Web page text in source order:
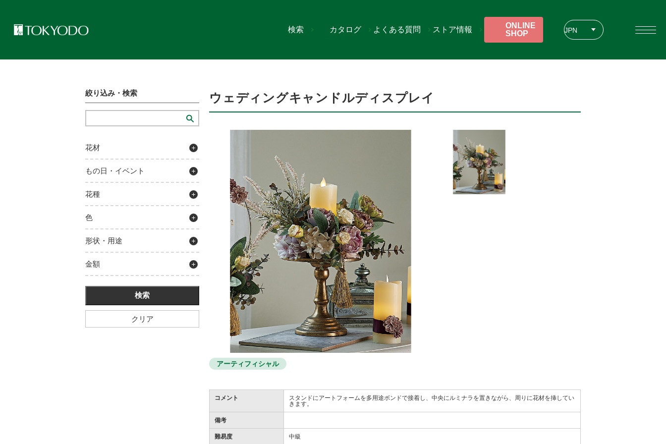
検索 JPN
カタログ よくある質問 ストア情報
ONLINE
SHOP
絞り込み・検索
花材
もの日・イベント
花種
色
形状・用途
金額
クリア
ウェディングキャンドルディスプレイ
アーティフィシャル
コメント
スタンドにアートフォームを多用途ボンドで接着し、中央にルミナラを置きながら、周りに花材を挿してい
きます。
備考
難易度 中級